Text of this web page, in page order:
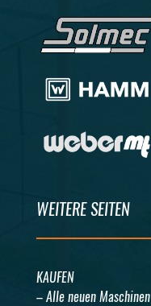
WEITERE SEITEN
KAUFEN
– Alle neuen Maschinen